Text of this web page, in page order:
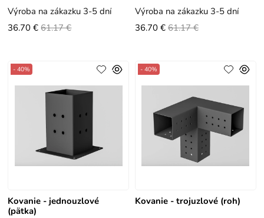
Výroba na zákazku 3-5 dní
36.70 € 61.17 €
Výroba na zákazku 3-5 dní
36.70 € 61.17 €
Kovanie - jednouzlové
(pätka)
- 40%
Kovanie - trojuzlové (roh)
- 40%